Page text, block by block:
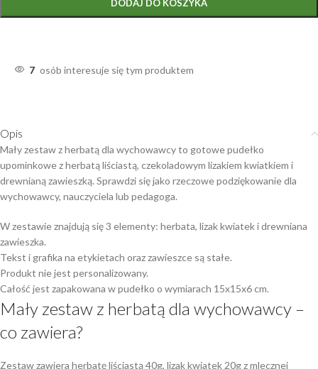
DODAJ DO KOSZYKA
7 osób interesuje się tym produktem
Opis
Mały zestaw z herbatą dla wychowawcy to gotowe pudełko
upominkowe z herbatą liściastą, czekoladowym lizakiem kwiatkiem i
drewnianą zawieszką. Sprawdzi się jako rzeczowe podziękowanie dla
wychowawcy, nauczyciela lub pedagoga.
W zestawie znajdują się 3 elementy: herbata, lizak kwiatek i drewniana
zawieszka.
Tekst i grafika na etykietach oraz zawieszce są stałe.
Produkt nie jest personalizowany.
Całość jest zapakowana w pudełko o wymiarach 15x15x6 cm.
Mały zestaw z herbatą dla wychowawcy –
co zawiera?
Zestaw zawiera herbatę liściastą 40g, lizak kwiatek 20g z mlecznej